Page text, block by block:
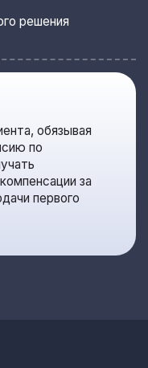
решения
обязывая
по
за
первого